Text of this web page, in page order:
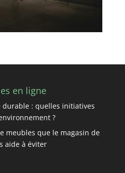
en ligne
: quelles initiatives
?
meubles que le magasin de
aide à éviter